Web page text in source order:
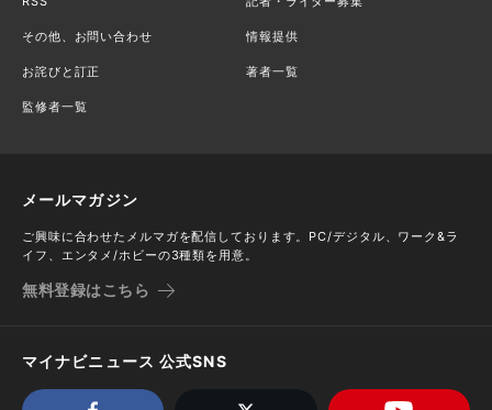
その他、お問い合わせ 情報提供
お詫びと訂正 著者一覧
監修者一覧
メールマガジン
ご興味に合わせたメルマガを配信しております。PC/デジタル、ワーク&ラ
イフ、エンタメ/ホビーの3種類を用意。
無料登録はこちら
マイナビニュース 公式SNS